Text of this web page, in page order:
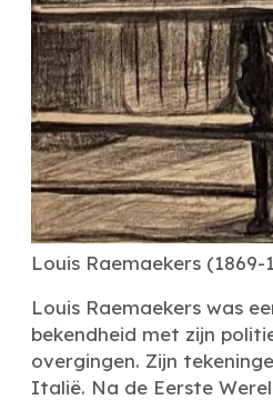
Louis Raemaekers (1869-
Louis Raemaekers was
bekendheid met zijn
overgingen. Zijn
Italië. Na de Eerste